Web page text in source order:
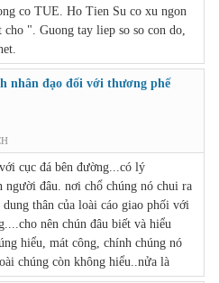
co TUE. Ho Tien Su co xu ngon
". Guong tay liep so so con do,
nhân đạo đối với thương phế
cục đá bên đường...có lý
đâu. nơi chổ chúng nó chui ra
thân của loài cáo giao phối với
nên chún đâu biết và hiểu
hiểu, mát công, chính chúng nó
chúng còn không hiểu..nửa là